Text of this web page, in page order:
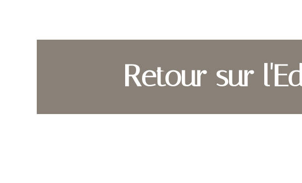
Retour sur